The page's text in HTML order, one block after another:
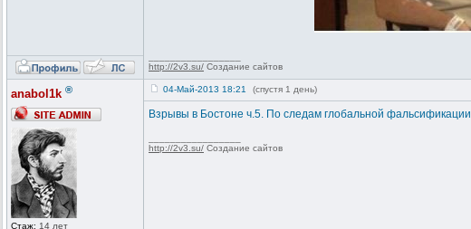
http://2v3.su/ Создание сайтов
anabol1k ®
Стаж: 14 лет
04-Май-2013 18:21 (спустя 1 день)
Взрывы в Бостоне ч.5. По следам глобальной фальсификации
http://2v3.su/ Создание сайтов